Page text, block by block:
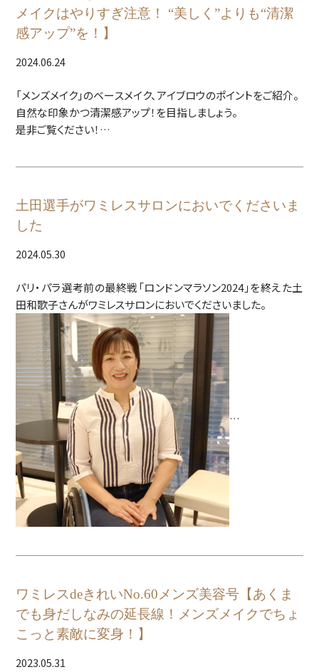
メイクはやりすぎ注意！ “美しく”よりも“清潔
感アップ”を！】
2024.06.24
「メンズメイク」のベースメイク、アイブロウのポイントをご紹介。
自然な印象かつ清潔感アップ！を目指しましょう。
是非ご覧ください！
土田選手がワミレスサロンにおいでくださいま
した
2024.05.30
パリ・パラ選考前の最終戦「ロンドンマラソン2024」を終えた土
田和歌子さんがワミレスサロンにおいでくださいました。
敏感傾向だったお肌。
云われることが多くなったそう。
今回はエクスフォリエーションにSTDのライトケアをプラス。
最近のメイクポイントは眉と、描き方を食い入るように見つめる
様子が可愛らしかったです(笑)
ワミレスdeきれいNo.60メンズ美容号【あくま
でも身だしなみの延長線！メンズメイクでちょ
こっと素敵に変身！】
2023.05.31